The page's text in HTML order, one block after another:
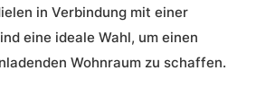
in Verbindung mit einer
eine ideale Wahl, um einen
Wohnraum zu schaffen.